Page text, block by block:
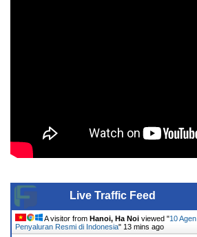
Live Traffic Feed
A visitor from Hanoi, Ha Noi viewed "10 Agen
Penyaluran Resmi di Indonesia" 13 mins ago